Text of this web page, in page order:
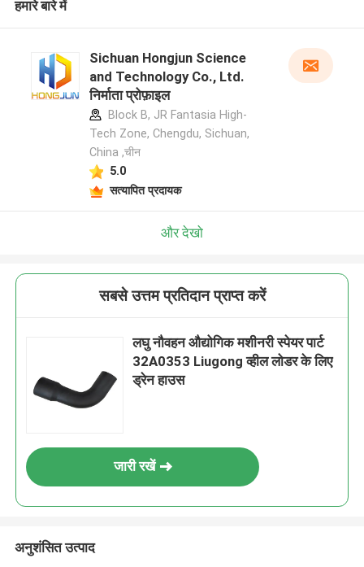
हमारे बारे में
Sichuan Hongjun Science
and Technology Co., Ltd.
निर्माता प्रोफ़ाइल
Block B, JR Fantasia High-
Tech Zone, Chengdu, Sichuan,
China ,चीन
5.0
सत्यापित प्रदायक
और देखो
सबसे उत्तम प्रतिदान प्राप्त करें
लघु नौवहन औद्योगिक मशीनरी स्पेयर पार्ट
32A0353 Liugong व्हील लोडर के लिए
ड्रेन हाउस
जारी रखें
अनुशंसित उत्पाद